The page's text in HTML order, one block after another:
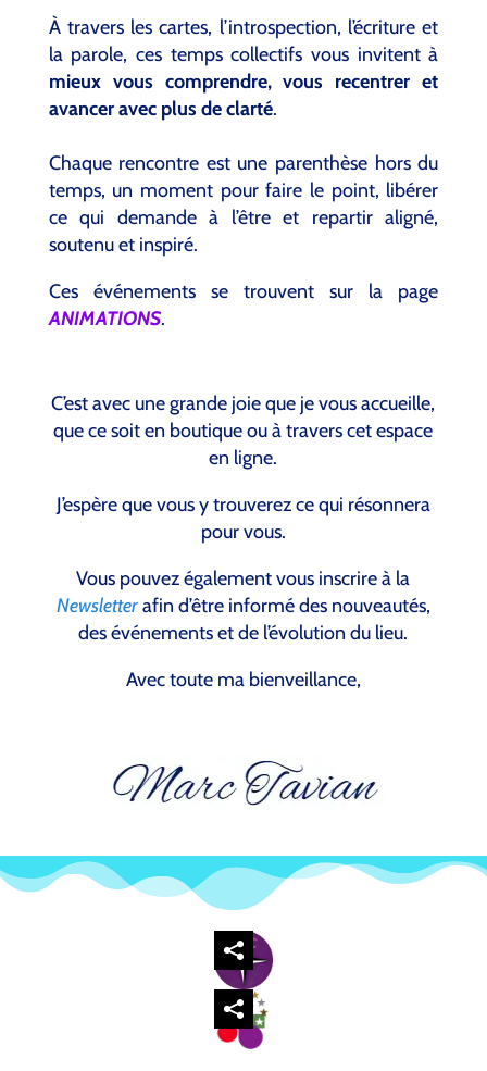
À travers les cartes, l’introspection, l’écriture et
la parole, ces temps collectifs vous invitent à
mieux vous comprendre, vous recentrer et
avancer avec plus de clarté.
Chaque rencontre est une parenthèse hors du
temps, un moment pour faire le point, libérer
ce qui demande à l’être et repartir aligné,
soutenu et inspiré.
Ces événements se trouvent sur la page
ANIMATIONS.
C’est avec une grande joie que je vous accueille,
que ce soit en boutique ou à travers cet espace
en ligne.
J’espère que vous y trouverez ce qui résonnera
pour vous.
Vous pouvez également vous inscrire à la
Newsletterafin d’être informé des nouveautés,
des événements et de l’évolution du lieu.
Avec toute ma bienveillance,